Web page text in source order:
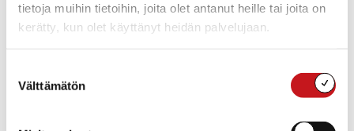
tietoja muihin tietoihin, joita olet antanut heille tai joita on
kerätty, kun olet käyttänyt heidän palvelujaan.
valinta
Välttämätön